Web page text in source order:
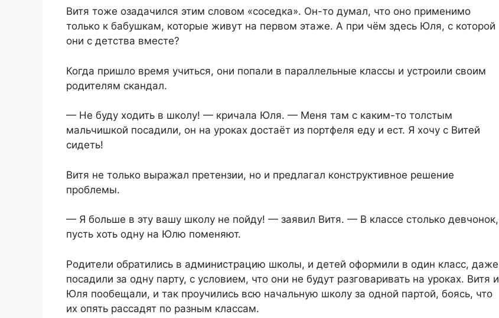
Витя тоже озадачился этим словом «соседка». Он-то думал, что оно применимо
только к бабушкам, которые живут на первом этаже. А при чём здесь Юля, с которой
они с детства вместе?
Когда пришло время учиться, они попали в параллельные классы и устроили своим
родителям скандал.
— Не буду ходить в школу! — кричала Юля. — Меня там с каким-то толстым
мальчишкой посадили, он на уроках достаёт из портфеля еду и ест. Я хочу с Витей
сидеть!
Витя не только выражал претензии, но и предлагал конструктивное решение
проблемы.
— Я больше в эту вашу школу не пойду! — заявил Витя. — В классе столько девчонок,
пусть хоть одну на Юлю поменяют.
Родители обратились в администрацию школы, и детей оформили в один класс, даже
посадили за одну парту, с условием, что они не будут разговаривать на уроках. Витя и
Юля пообещали, и так проучились всю начальную школу за одной партой, боясь, что
их опять рассадят по разным классам.